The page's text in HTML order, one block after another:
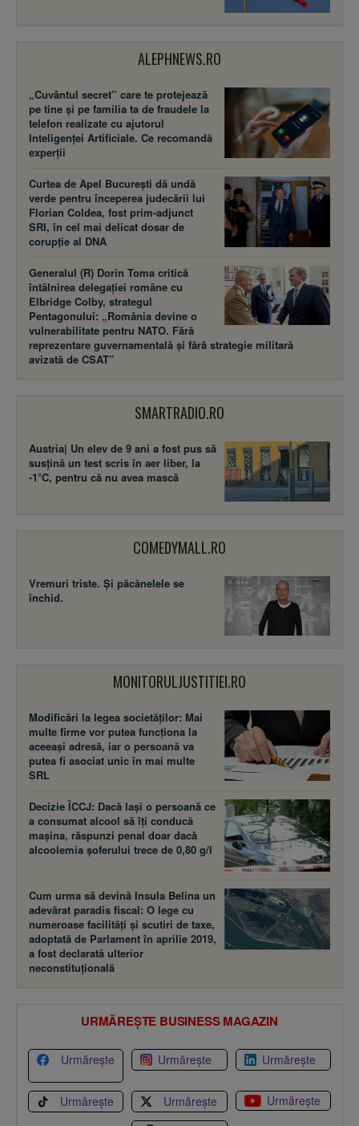
ALEPHNEWS.RO
„Cuvântul secret” care te protejează
pe tine și pe familia ta de fraudele la
telefon realizate cu ajutorul
Inteligenței Artificiale. Ce recomandă
experții
Curtea de Apel București dă undă
verde pentru începerea judecării lui
Florian Coldea, fost prim-adjunct
SRI, în cel mai delicat dosar de
corupție al DNA
Generalul (R) Dorin Toma critică
întâlnirea delegației române cu
Elbridge Colby, strategul
Pentagonului: „România devine o
vulnerabilitate pentru NATO. Fără
reprezentare guvernamentală și fără strategie militară
avizată de CSAT”
SMARTRADIO.RO
Austria| Un elev de 9 ani a fost pus să
susţină un test scris în aer liber, la
-1°C, pentru că nu avea mască
COMEDYMALL.RO
Vremuri triste. Şi păcănelele se
închid.
MONITORULJUSTITIEI.RO
Modificări la legea societăţilor: Mai
multe firme vor putea funcţiona la
aceeaşi adresă, iar o persoană va
putea fi asociat unic în mai multe
SRL
Decizie ÎCCJ: Dacă laşi o persoană ce
a consumat alcool să îţi conducă
maşina, răspunzi penal doar dacă
alcoolemia şoferului trece de 0,80 g/l
Cum urma să devină Insula Belina un
adevărat paradis fiscal: O lege cu
numeroase facilităţi şi scutiri de taxe,
adoptată de Parlament în aprilie 2019,
a fost declarată ulterior
neconstituţională
URMĂREȘTE BUSINESS MAGAZIN
Urmărește Urmărește Urmărește
Urmărește Urmărește
Urmărește